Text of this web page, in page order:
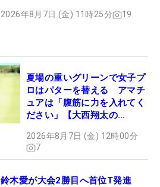
2026年8月7日 (金) 11時25分 19
夏場の重いグリーンで女子プ
ロはパターを替える アマチ
ュアは「腹筋に力を入れてく
ださい」【大西翔太の
2026年8月7日 (金) 12時00分
7
鈴木愛が大会2勝目へ首位T発進